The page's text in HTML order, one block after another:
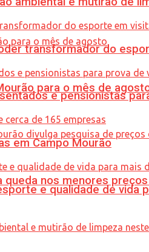
para o mês de
queda nos menores
transformador do
e pensionistas
em Campo Mourão
e qualidade de vida